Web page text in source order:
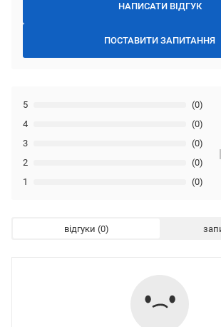
НАПИСАТИ ВІДГУК
ПОСТАВИТИ ЗАПИТАННЯ
1 (0)
2 (0)
3 (0)
4 (0)
5 (0)
відгуки